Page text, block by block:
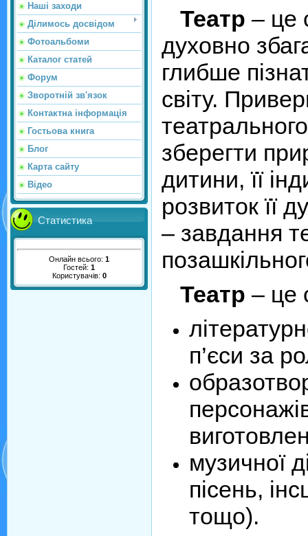
Наші заходи
Ділимось досвідом
Фотоальбоми
Каталог статей
Форум
Зворотній зв'язок
Контактна інформація
Гостьова книга
Блог
Карта сайту
Відео
Статистика
Онлайн всього: 1
Гостей: 1
Користувачів: 0
Театр – це
духовно
глибше
світу.
зберегти
дитини, її
розвиток її
– завдання
Театр – це
п’єси за
музичної
пісень,
тощо).